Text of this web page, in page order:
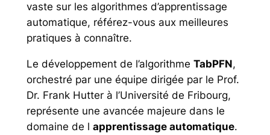
vaste sur les algorithmes d’apprentissage
automatique, référez-vous aux meilleures
pratiques à connaître.
Le développement de l’algorithme TabPFN,
orchestré par une équipe dirigée par le Prof.
Dr. Frank Hutter à l’Université de Fribourg,
représente une avancée majeure dans le
domaine de l apprentissage automatique.